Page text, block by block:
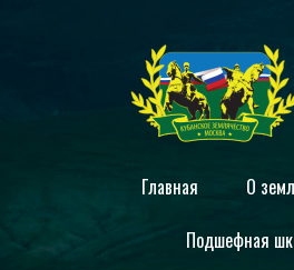
Главная О
Подшефная